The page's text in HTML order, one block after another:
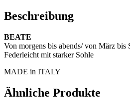
Beschreibung
BEATE
Von morgens bis abends/ von März bis
Federleicht mit starker Sohle
MADE in ITALY
Ähnliche Produkte